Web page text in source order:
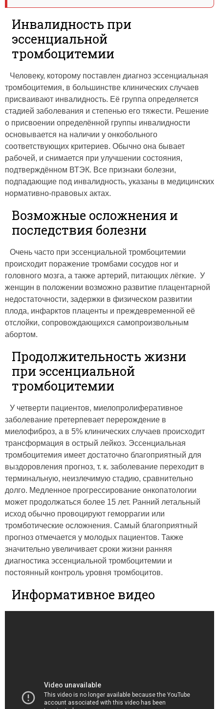
Инвалидность при
эссенциальной
тромбоцитемии
Человеку, которому поставлен диагноз эссенциальная
тромбоцитемия, в большинстве клинических случаев
присваивают инвалидность. Её группа определяется
стадией заболевания и степенью его тяжести. Решение
о присвоении определённой группы инвалидности
основывается на наличии у онкобольного
соответствующих критериев. Обычно она бывает
рабочей, и снимается при улучшении состояния,
подтверждённом ВТЭК. Все признаки болезни,
подпадающие под инвалидность, указаны в медицинских
нормативно-правовых актах.
Возможные осложнения и
последствия болезни
Очень часто при эссенциальной тромбоцитемии
происходит поражение тромбами сосудов ног и
головного мозга, а также артерий, питающих лёгкие. У
женщин в положении возможно развитие плацентарной
недостаточности, задержки в физическом развитии
плода, инфарктов плаценты и преждевременной её
отслойки, сопровождающихся самопроизвольным
абортом.
Продолжительность жизни
при эссенциальной
тромбоцитемии
У четверти пациентов, миелопролиферативное
заболевание претерпевает перерождение в
миелофиброз, а в 5% клинических случаев происходит
трансформация в острый лейкоз. Эссенциальная
тромбоцитемия имеет достаточно благоприятный для
выздоровления прогноз, т. к. заболевание переходит в
терминальную, неизлечимую стадию, сравнительно
долго. Медленное прогрессирование онкопатологии
может продолжаться более 15 лет. Ранний летальный
исход обычно провоцируют геморрагии или
тромботические осложнения. Самый благоприятный
прогноз отмечается у молодых пациентов. Также
значительно увеличивает сроки жизни ранняя
диагностика эссенциальной тромбоцитемии и
постоянный контроль уровня тромбоцитов.
Информативное видео